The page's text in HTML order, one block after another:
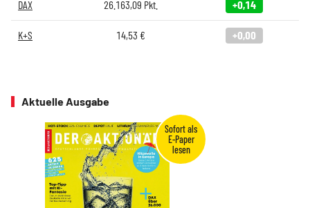
DAX 26.163,09 Pkt. +0,14
K+S 14,53 € +0,00
Aktuelle Ausgabe